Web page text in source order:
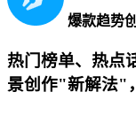
爆款趋势
热门榜单、热点
景创作"新解法"